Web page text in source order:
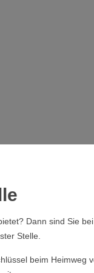
Dann sind Sie
Stelle.
beim Heimweg